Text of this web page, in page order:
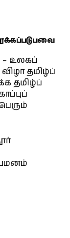
உலகப்
தமிழ்ப்
தமிழ்ப்